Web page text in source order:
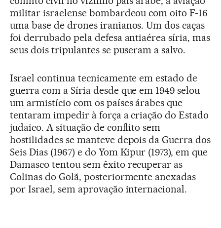
militar israelense bombardeou com oito F-16
uma base de drones iranianos. Um dos caças
foi derrubado pela defesa antiaérea síria, mas
seus dois tripulantes se puseram a salvo.
Israel continua tecnicamente em estado de
guerra com a Síria desde que em 1949 selou
um armistício com os países árabes que
tentaram impedir à força a criação do Estado
judaico. A situação de conflito sem
hostilidades se manteve depois da Guerra dos
Seis Dias (1967) e do Yom Kipur (1973), em que
Damasco tentou sem êxito recuperar as
Colinas do Golã, posteriormente anexadas
por Israel, sem aprovação internacional.